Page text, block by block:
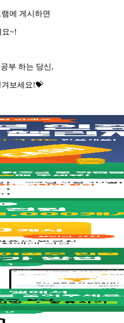
에 게시하면
요~!
부 하는 당신,
보세요!💝